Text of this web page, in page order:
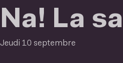
Na! La
Jeudi 10 septembre